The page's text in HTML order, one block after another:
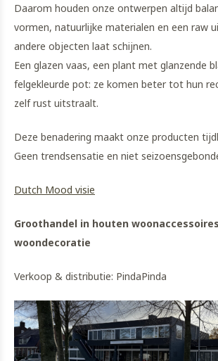
Daarom houden onze ontwerpen altijd
vormen, natuurlijke materialen en een raw
andere objecten laat schijnen.
Een glazen vaas, een plant met glanzende
felgekleurde pot: ze komen beter tot hun
zelf rust uitstraalt.
Deze benadering maakt onze producten
Geen trendsensatie en niet
Dutch Mood visie
Groothandel in houten
woondecoratie
Verkoop & distributie: PindaPinda